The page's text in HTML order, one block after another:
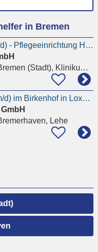
in Bremen
Pflegefachhilfe (m/w/d) - Pflegeeinrichtung Haus Sparer Dank
(Stadt), Klinikum Mitte
Pflegehilfskräfte (w/m/d) im Birkenhof in Loxstedt
Lehe